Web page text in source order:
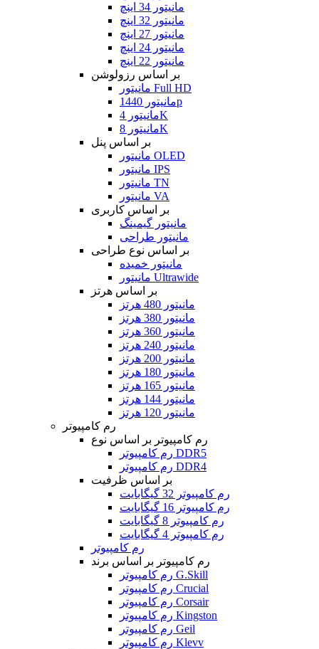
مانیتور 34 اینچ
مانیتور 32 اینچ
مانیتور 27 اینچ
مانیتور 24 اینچ
مانیتور 22 اینچ
بر اساس رزولوشن
مانیتور Full HD
مانیتور 1440p
مانیتور 4K
مانیتور 8K
بر اساس پنل
مانیتور OLED
مانیتور IPS
مانیتور TN
مانیتور VA
بر اساس کاربری
مانیتور گیمینگ
مانیتور طراحی
بر اساس نوع طراحی
مانیتور خمیده
مانیتور Ultrawide
بر اساس هرتز
مانیتور 480 هرتز
مانیتور 380 هرتز
مانیتور 360 هرتز
مانیتور 240 هرتز
مانیتور 200 هرتز
مانیتور 180 هرتز
مانیتور 165 هرتز
مانیتور 144 هرتز
مانیتور 120 هرتز
رم کامپیوتر
رم کامپیوتر بر اساس نوع
رم کامپیوتر DDR5
رم کامپیوتر DDR4
بر اساس ظرفیت
رم کامپیوتر 32 گیگابایت
رم کامپیوتر 16 گیگابایت
رم کامپیوتر 8 گیگابایت
رم کامپیوتر 4 گیگابایت
رم کامپیوتر
رم کامپیوتر بر اساس برند
رم کامپیوتر G.Skill
رم کامپیوتر Crucial
رم کامپیوتر Corsair
رم کامپیوتر Kingston
رم کامپیوتر Geil
رم کامپیوتر Klevv